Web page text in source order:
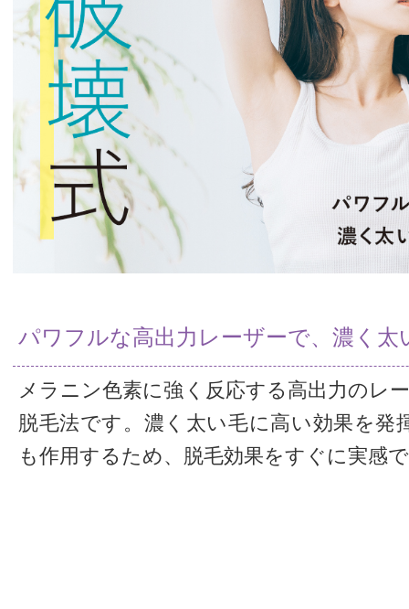
パワフルな高出力レーザーで、濃く
メラニン色素に強く反応する高出力のレ
脱毛法です。濃く太い毛に高い効果を発
も作用するため、脱毛効果をすぐに実感